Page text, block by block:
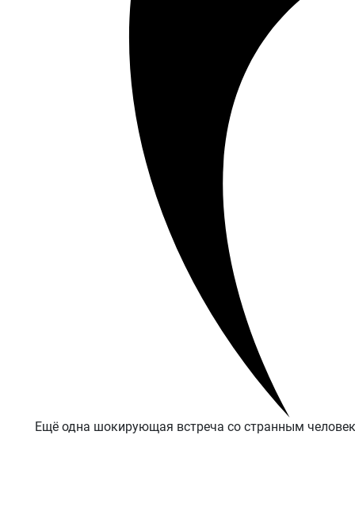
Ещё одна шокирующая встреча со странным